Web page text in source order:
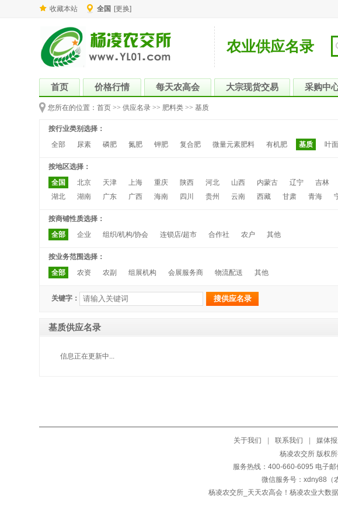
收藏本站 全国 [更换]
农业供应名录
首页 价格行情 每天农高会 大宗现货交易 采购中
您所在的位置： 首页 >> 供应名录 >> 肥料类 >> 基质
按行业类别选择：
全部
尿素 磷肥 氮肥 钾肥 复合肥 微量元素肥料 有机肥 基质 叶
按地区选择：
全国
北京 天津 上海 重庆 陕西 河北 山西 内蒙古 辽宁 吉林
湖北
湖南 广东 广西 海南 四川 贵州 云南 西藏 甘肃 青海
按商铺性质选择：
全部
企业 组织/机构/协会 连锁店/超市 合作社 农户 其他
按业务范围选择：
全部
农资 农副 组展机构 会展服务商 物流配送 其他
关键字：
基质供应名录
信息正在更新中...
关于我们 联系我们 媒体
杨凌农交所 版权
服务热线：400-660-6095 电子
微信服务号：xdny88（
杨凌农交所_天天农高会！杨凌农业大数